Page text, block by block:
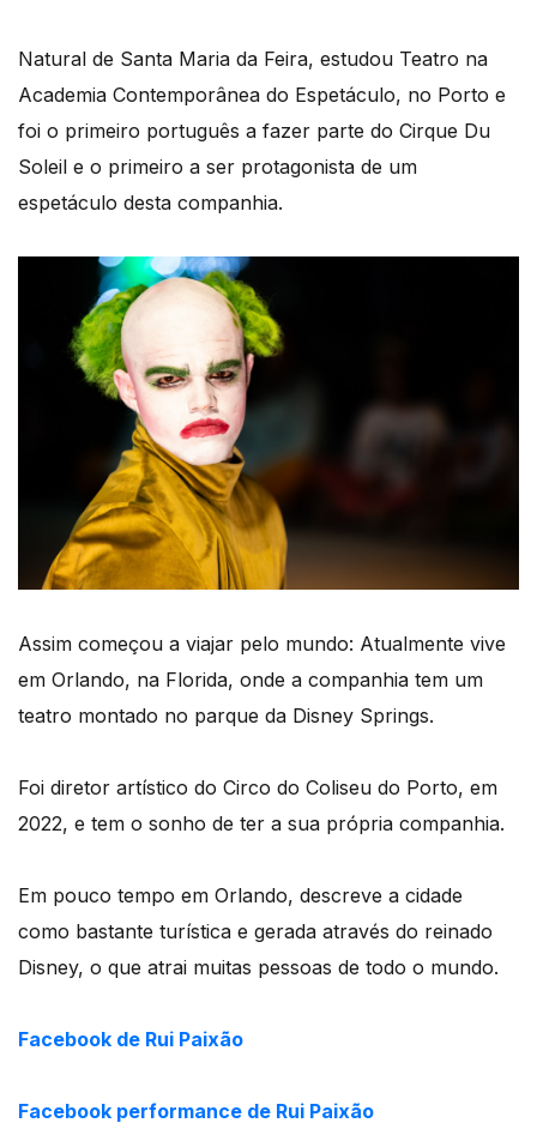
Natural de Santa Maria da Feira, estudou Teatro na
Academia Contemporânea do Espetáculo, no Porto e
foi o primeiro português a fazer parte do Cirque Du
Soleil e o primeiro a ser protagonista de um
espetáculo desta companhia.
Assim começou a viajar pelo mundo: Atualmente vive
em Orlando, na Florida, onde a companhia tem um
teatro montado no parque da Disney Springs.
Foi diretor artístico do Circo do Coliseu do Porto, em
2022, e tem o sonho de ter a sua própria companhia.
Em pouco tempo em Orlando, descreve a cidade
como bastante turística e gerada através do reinado
Disney, o que atrai muitas pessoas de todo o mundo.
Facebook de Rui Paixão
Facebook performance de Rui Paixão